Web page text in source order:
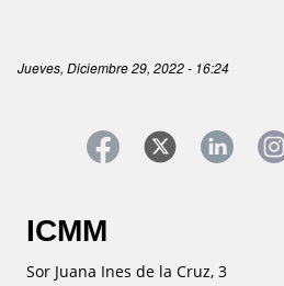
Jueves, Diciembre 29, 2022 - 16:24
ICMM
Sor Juana Ines de la Cruz, 3